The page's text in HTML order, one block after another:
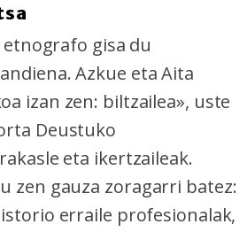
gisa du
Azkue eta Aita
izan zen: biltzailea», uste
Deustuko
eta ikertzaileak.
zen gauza zoragarri batez:
erraile profesionalak,